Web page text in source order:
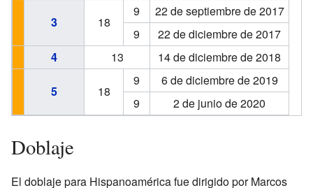
3 18
9
22 de septiembre de 2017
9
22 de diciembre de 2017
4
13 14 de diciembre de 2018
5 18
9
6 de diciembre de 2019
9
2 de junio de 2020
Doblaje
El doblaje para Hispanoamérica fue dirigido por Marcos